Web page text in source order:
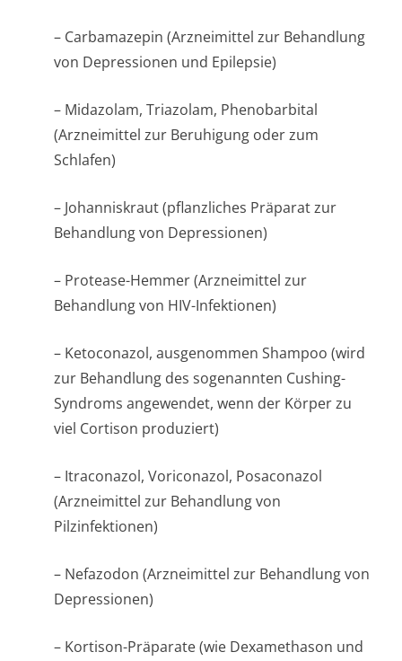
– Carbamazepin (Arzneimittel zur Behandlung
von Depressionen und Epilepsie)
– Midazolam, Triazolam, Phenobarbital
(Arzneimittel zur Beruhigung oder zum
Schlafen)
– Johanniskraut (pflanzliches Präparat zur
Behandlung von Depressionen)
– Protease-Hemmer (Arzneimittel zur
Behandlung von HIV-Infektionen)
– Ketoconazol, ausgenommen Shampoo (wird
zur Behandlung des sogenannten Cushing-
Syndroms angewendet, wenn der Körper zu
viel Cortison produziert)
– Itraconazol, Voriconazol, Posaconazol
(Arzneimittel zur Behandlung von
Pilzinfektionen)
– Nefazodon (Arzneimittel zur Behandlung von
Depressionen)
– Kortison-Präparate (wie Dexamethason und